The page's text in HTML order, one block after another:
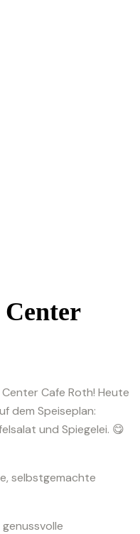
Cafe Roth! Heute
dem Speiseplan:
und Spiegelei. 😋
selbstgemachte